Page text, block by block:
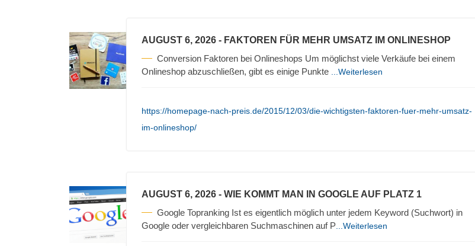
AUGUST 6, 2026 - FAKTOREN FÜR MEHR UMSATZ IM ONLINESHOP
Conversion Faktoren bei Onlineshops Um möglichst viele Verkäufe bei einem
Onlineshop abzuschließen, gibt es einige Punkte
...Weiterlesen
https://homepage-nach-preis.de/2015/12/03/die-wichtigsten-faktoren-fuer-mehr-umsatz-
im-onlineshop/
AUGUST 6, 2026 - WIE KOMMT MAN IN GOOGLE AUF PLATZ 1
Google Topranking Ist es eigentlich möglich unter jedem Keyword (Suchwort) in
Google oder vergleichbaren Suchmaschinen auf P ...Weiterlesen